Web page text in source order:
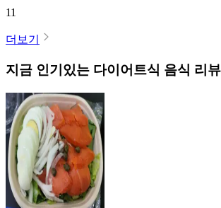
11
더보기
지금 인기있는 다이어트식 음식 리뷰